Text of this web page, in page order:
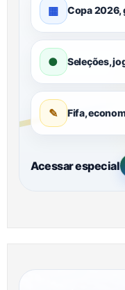
▦ Copa 2026,
● Seleções,
✎ Fifa,
Acessar especial